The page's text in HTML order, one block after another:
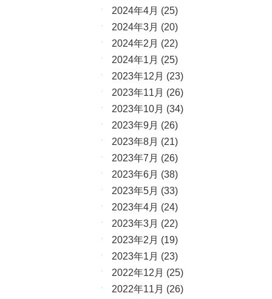
2024年4月 (25)
2024年3月 (20)
2024年2月 (22)
2024年1月 (25)
2023年12月 (23)
2023年11月 (26)
2023年10月 (34)
2023年9月 (26)
2023年8月 (21)
2023年7月 (26)
2023年6月 (38)
2023年5月 (33)
2023年4月 (24)
2023年3月 (22)
2023年2月 (19)
2023年1月 (23)
2022年12月 (25)
2022年11月 (26)